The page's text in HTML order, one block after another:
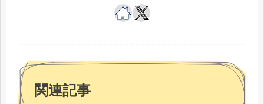
関連記事